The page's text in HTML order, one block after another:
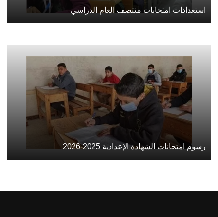
استعدادات امتحانات منتصف العام الدراسي
رسوم امتحانات الشهادة الإعدادية 2025-2026